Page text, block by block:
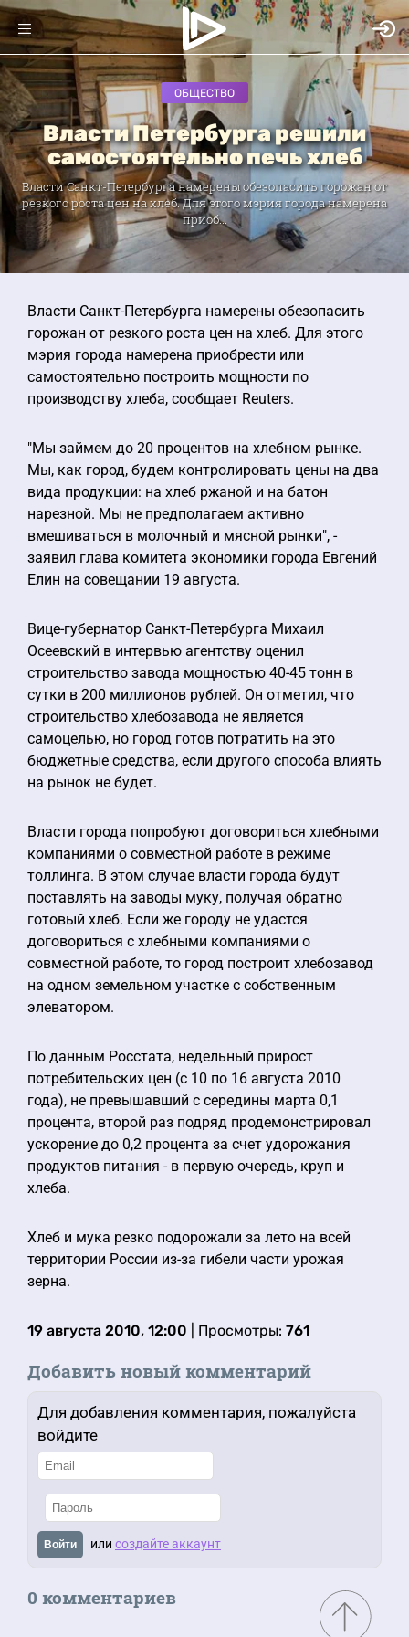
ОБЩЕСТВО
Власти Петербурга решили
самостоятельно печь хлеб
Власти Санкт-Петербурга намерены обезопасить горожан от
резкого роста цен на хлеб. Для этого мэрия города намерена
приоб...
Власти Санкт-Петербурга намерены обезопасить
горожан от резкого роста цен на хлеб. Для этого
мэрия города намерена приобрести или
самостоятельно построить мощности по
производству хлеба, сообщает Reuters.
"Мы займем до 20 процентов на хлебном рынке.
Мы, как город, будем контролировать цены на два
вида продукции: на хлеб ржаной и на батон
нарезной. Мы не предполагаем активно
вмешиваться в молочный и мясной рынки", -
заявил глава комитета экономики города Евгений
Елин на совещании 19 августа.
Вице-губернатор Санкт-Петербурга Михаил
Осеевский в интервью агентству оценил
строительство завода мощностью 40-45 тонн в
сутки в 200 миллионов рублей. Он отметил, что
строительство хлебозавода не является
самоцелью, но город готов потратить на это
бюджетные средства, если другого способа влиять
на рынок не будет.
Власти города попробуют договориться хлебными
компаниями о совместной работе в режиме
толлинга. В этом случае власти города будут
поставлять на заводы муку, получая обратно
готовый хлеб. Если же городу не удастся
договориться с хлебными компаниями о
совместной работе, то город построит хлебозавод
на одном земельном участке с собственным
элеватором.
По данным Росстата, недельный прирост
потребительских цен (с 10 по 16 августа 2010
года), не превышавший с середины марта 0,1
процента, второй раз подряд продемонстрировал
ускорение до 0,2 процента за счет удорожания
продуктов питания - в первую очередь, круп и
хлеба.
Хлеб и мука резко подорожали за лето на всей
территории России из-за гибели части урожая
зерна.
19 августа 2010, 12:00 | Просмотры: 761
Добавить новый комментарий
Для добавления комментария, пожалуйста
войдите
Войти или создайте аккаунт
0 комментариев